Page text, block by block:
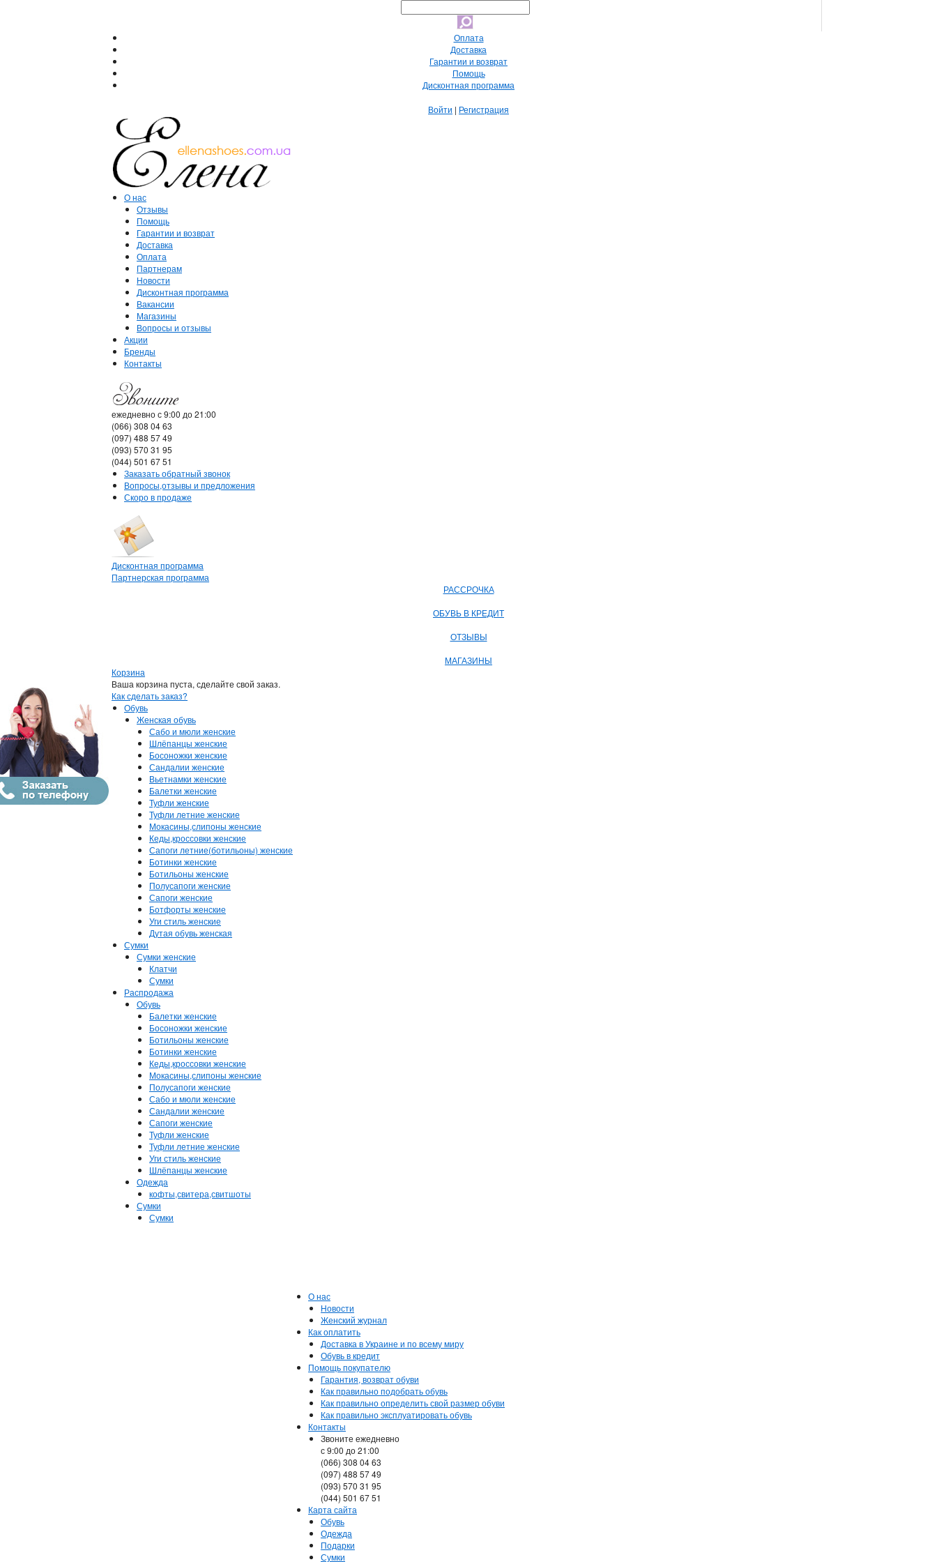
Оплата
Доставка
Гарантии и возврат
Помощь
Дисконтная программа
Войти | Регистрация
О нас
Отзывы
Помощь
Гарантии и возврат
Доставка
Оплата
Партнерам
Новости
Дисконтная программа
Вакансии
Магазины
Вопросы и отзывы
Акции
Бренды
Контакты
ежедневно с 9:00 до 21:00
(066) 308 04 63
(097) 488 57 49
(093) 570 31 95
(044) 501 67 51
Заказать обратный звонок
Вопросы,отзывы и предложения
Скоро в продаже
Дисконтная программа
Партнерская программа
РАССРОЧКА
ОБУВЬ В КРЕДИТ
ОТЗЫВЫ
МАГАЗИНЫ
Корзина
Ваша корзина пуста, сделайте свой заказ.
Как сделать заказ?
Обувь
Женская обувь
Сабо и мюли женские
Шлёпанцы женские
Босоножки женские
Сандалии женские
Вьетнамки женские
Балетки женские
Туфли женские
Туфли летние женские
Мокасины,слипоны женские
Кеды,кроссовки женские
Сапоги летние(ботильоны) женские
Ботинки женские
Ботильоны женские
Полусапоги женские
Сапоги женские
Ботфорты женские
Уги стиль женские
Дутая обувь женская
Сумки
Сумки женские
Клатчи
Сумки
Распродажа
Обувь
Балетки женские
Босоножки женские
Ботильоны женские
Ботинки женские
Кеды,кроссовки женские
Мокасины,слипоны женские
Полусапоги женские
Сабо и мюли женские
Сандалии женские
Сапоги женские
Туфли женские
Туфли летние женские
Уги стиль женские
Шлёпанцы женские
Одежда
кофты,свитера,свитшоты
Сумки
Сумки
О нас
Новости
Женский журнал
Как оплатить
Доставка в Украине и по всему миру
Обувь в кредит
Помощь покупателю
Гарантия, возврат обуви
Как правильно подобрать обувь
Как правильно определить свой размер обуви
Как правильно эксплуатировать обувь
Контакты
Звоните ежедневно
с 9:00 до 21:00
(066) 308 04 63
(097) 488 57 49
(093) 570 31 95
(044) 501 67 51
Карта сайта
Обувь
Одежда
Подарки
Сумки